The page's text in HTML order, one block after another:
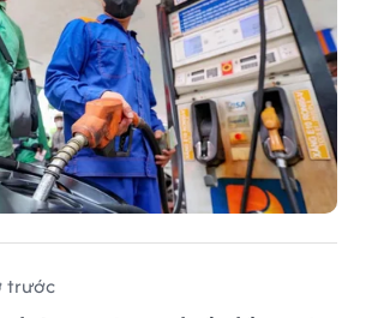
trước